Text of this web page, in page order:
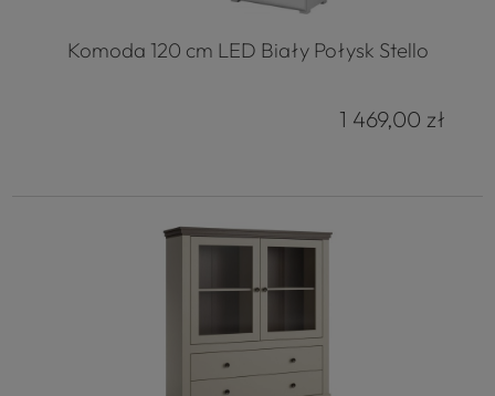
Komoda 120 cm LED Biały Połysk Stello
1 469,00 zł